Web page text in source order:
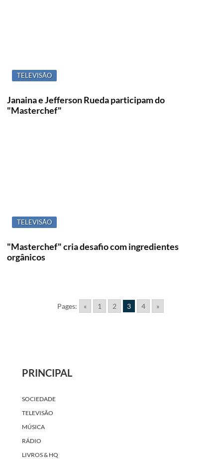
TELEVISÃO
Janaina e Jefferson Rueda participam do
"Masterchef"
TELEVISÃO
"Masterchef" cria desafio com ingredientes
orgânicos
Pages: « 1 2 3 4 »
PRINCIPAL
SOCIEDADE
TELEVISÃO
MÚSICA
RÁDIO
LIVROS & HQ